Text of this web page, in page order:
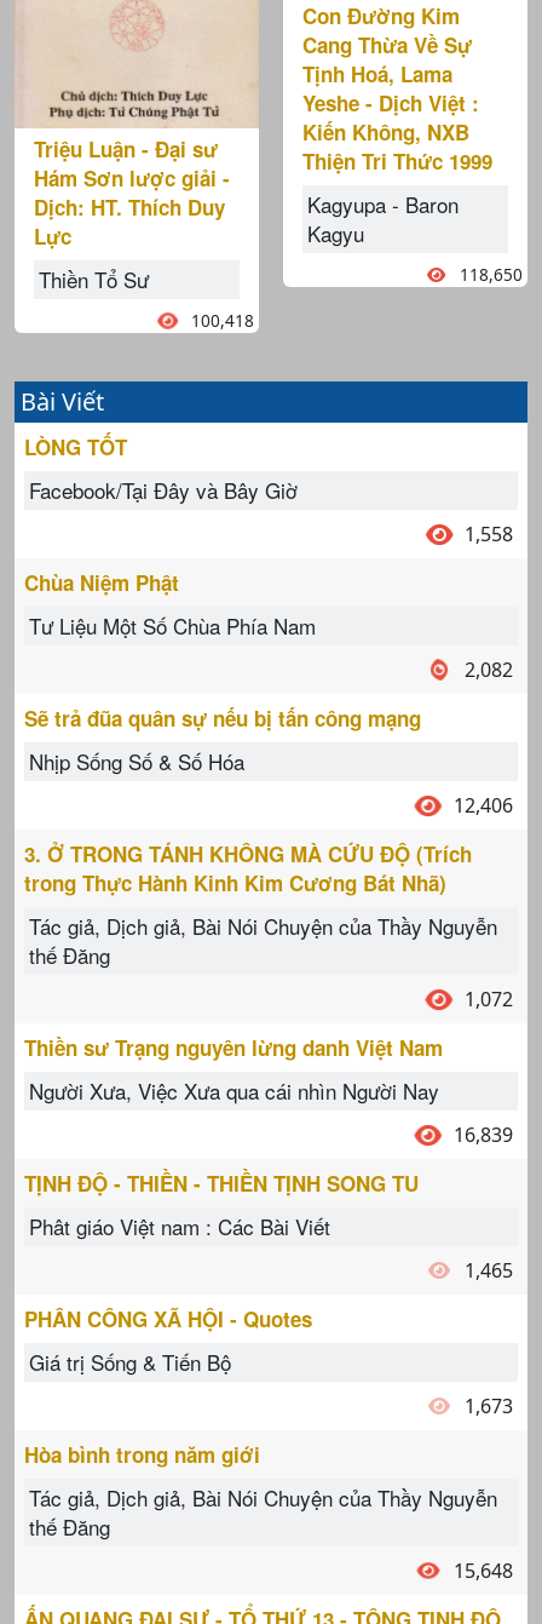
Triệu Luận - Đại sư
Hám Sơn lược giải -
Dịch: HT. Thích Duy
Lực
Thiền Tổ Sư
100,418
Con Đường Kim
Cang Thừa Về Sự
Tịnh Hoá, Lama
Yeshe - Dịch Việt :
Kiến Không, NXB
Thiện Tri Thức 1999
Kagyupa - Baron
Kagyu
118,650
Bài Viết
LÒNG TỐT
Facebook/Tại Đây và Bây Giờ
1,558
Chùa Niệm Phật
Tư Liệu Một Số Chùa Phía Nam
2,082
Sẽ trả đũa quân sự nếu bị tấn công mạng
Nhịp Sống Số & Số Hóa
12,406
3. Ở TRONG TÁNH KHÔNG MÀ CỨU ĐỘ (Trích
trong Thực Hành Kinh Kim Cương Bát Nhã)
Tác giả, Dịch giả, Bài Nói Chuyện của Thầy Nguyễn
thế Đăng
1,072
Thiền sư Trạng nguyên lừng danh Việt Nam
Người Xưa, Việc Xưa qua cái nhìn Người Nay
16,839
TỊNH ĐỘ - THIỀN - THIỀN TỊNH SONG TU
Phât giáo Việt nam : Các Bài Viết
1,465
PHÂN CÔNG XÃ HỘI - Quotes
Giá trị Sống & Tiến Bộ
1,673
Hòa bình trong năm giới
Tác giả, Dịch giả, Bài Nói Chuyện của Thầy Nguyễn
thế Đăng
15,648